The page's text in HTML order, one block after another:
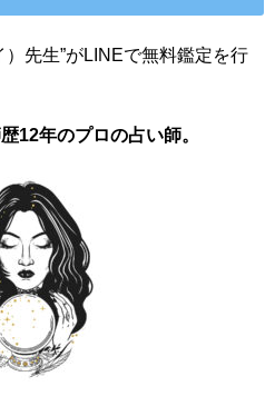
）先生”がLINEで無料鑑定を行
12年のプロの占い師。